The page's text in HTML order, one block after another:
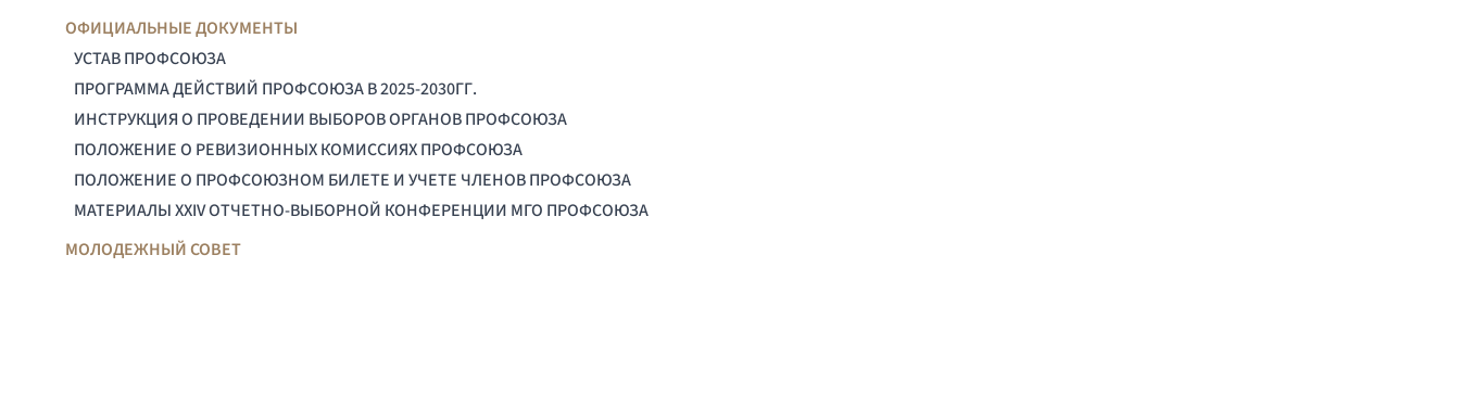
ОФИЦИАЛЬНЫЕ ДОКУМЕНТЫ
УСТАВ ПРОФСОЮЗА
ПРОГРАММА ДЕЙСТВИЙ ПРОФСОЮЗА В 2025-2030ГГ.
ИНСТРУКЦИЯ О ПРОВЕДЕНИИ ВЫБОРОВ ОРГАНОВ ПРОФСОЮЗА
ПОЛОЖЕНИЕ О РЕВИЗИОННЫХ КОМИССИЯХ ПРОФСОЮЗА
ПОЛОЖЕНИЕ О ПРОФСОЮЗНОМ БИЛЕТЕ И УЧЕТЕ ЧЛЕНОВ ПРОФСОЮЗА
МАТЕРИАЛЫ XXIV ОТЧЕТНО-ВЫБОРНОЙ КОНФЕРЕНЦИИ МГО ПРОФСОЮЗА
МОЛОДЕЖНЫЙ СОВЕТ